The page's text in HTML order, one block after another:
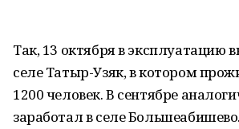
Так, 13 октября в эксплуатацию
селе Татыр-Узяк, в котором
1200 человек. В сентябре
заработал в селе